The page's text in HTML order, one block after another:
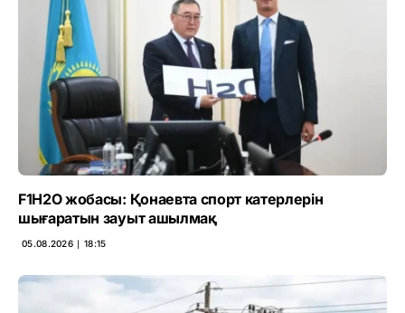
F1H2O жобасы: Қонаевта спорт катерлерін
шығаратын зауыт ашылмақ
05.08.2026 ∣ 18:15